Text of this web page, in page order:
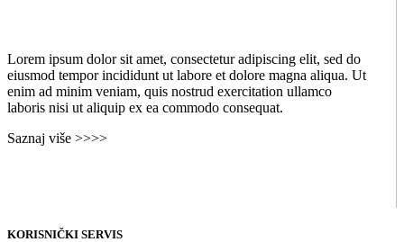
Lorem ipsum dolor sit amet, consectetur adipiscing elit, sed do
eiusmod tempor incididunt ut labore et dolore magna aliqua. Ut
enim ad minim veniam, quis nostrud exercitation ullamco
laboris nisi ut aliquip ex ea commodo consequat.
Saznaj više >>>>
KORISNIČKI SERVIS